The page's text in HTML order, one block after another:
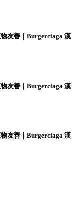
友善｜Burgerciaga 漢
友善｜Burgerciaga 漢
友善｜Burgerciaga 漢